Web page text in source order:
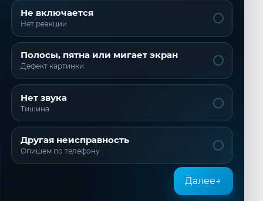
Не включается
Нет реакции
Полосы, пятна или мигает экран
Дефект картинки
Нет звука
Тишина
Другая неисправность
Опишем по телефону
Далее→